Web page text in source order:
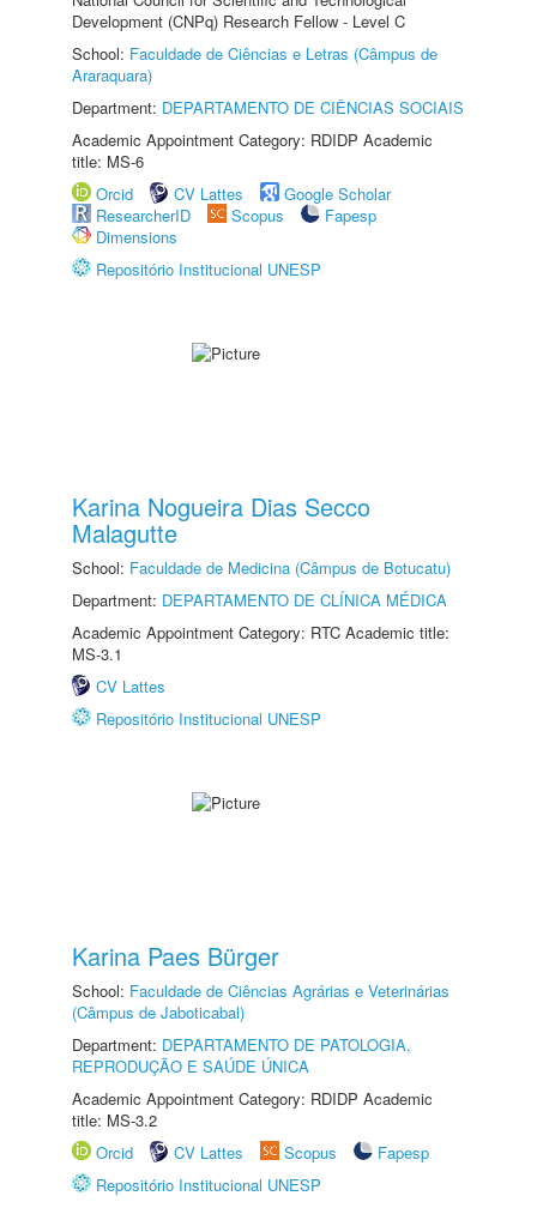
Development (CNPq) Research Fellow - Level C
School: Faculdade de Ciências e Letras (Câmpus de
Araraquara)
Department: DEPARTAMENTO DE CIÊNCIAS SOCIAIS
Academic Appointment Category: RDIDP Academic
title: MS-6
Orcid
CV Lattes
Google Scholar
ResearcherID
Scopus
Fapesp
Dimensions
Repositório Institucional UNESP
Karina Nogueira Dias Secco
Malagutte
School: Faculdade de Medicina (Câmpus de Botucatu)
Department: DEPARTAMENTO DE CLÍNICA MÉDICA
Academic Appointment Category: RTC Academic title:
MS-3.1
CV Lattes
Repositório Institucional UNESP
Karina Paes Bürger
School: Faculdade de Ciências Agrárias e Veterinárias
(Câmpus de Jaboticabal)
Department: DEPARTAMENTO DE PATOLOGIA,
REPRODUÇÃO E SAÚDE ÚNICA
Academic Appointment Category: RDIDP Academic
title: MS-3.2
Orcid
CV Lattes Scopus
Fapesp
Repositório Institucional UNESP